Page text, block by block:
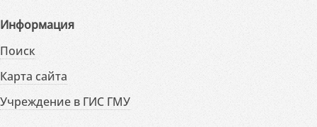
Информация
Поиск
Карта сайта
Учреждение в ГИС ГМУ